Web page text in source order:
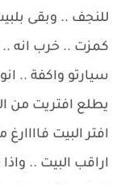
للنجف .. وبقى
كمزت .. خرب انه
سيارتو واكفة ..
يطلع افتريت من
افتر البيت
اراقب البيت ..